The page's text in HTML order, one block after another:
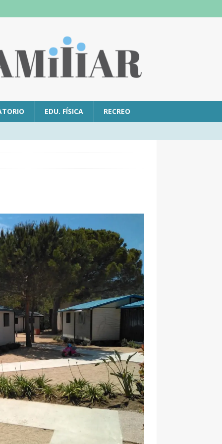
EDU. FÍSICA RECREO